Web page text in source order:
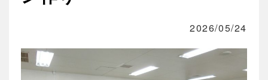
2026/05/24